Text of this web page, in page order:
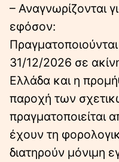
– Αναγνωρίζονται
εφόσον:
31/12/2026 σε
Ελλάδα και η
παροχή των
πραγματοποιείται
έχουν τη
διατηρούν μόνιμη